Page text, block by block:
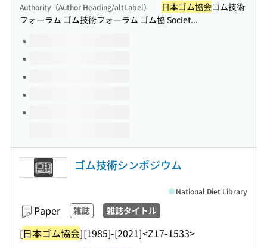
Authority（Author Heading/altLabel） 日本ゴム協会ゴム技術
フォーラム ゴム技術フォーラム ゴム協 Societ...
Volumes of this title
ゴム技術シンポジウム
Paper 雑誌 雑誌タイトル
[日本ゴム協会][1985]-[2021]<Z17-1533>
National Diet Library